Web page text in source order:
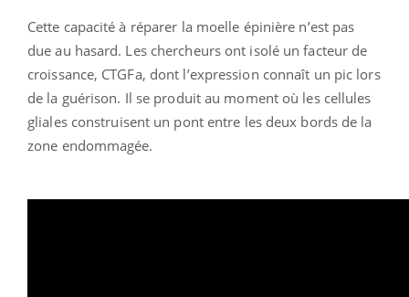
Cette capacité à réparer la moelle épinière n’est pas
due au hasard. Les chercheurs ont isolé un facteur de
croissance, CTGFa, dont l’expression connaît un pic lors
de la guérison. Il se produit au moment où les cellules
gliales construisent un pont entre les deux bords de la
zone endommagée.